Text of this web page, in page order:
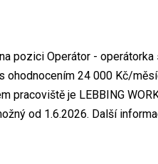
pozici Operátor - operátorka
ohodnocením 24 000 Kč/
je LEBBING
od 1.6.2026. Další